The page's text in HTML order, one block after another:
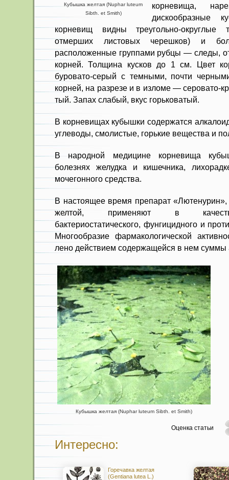
Кубышка желтая (Nuphar luteum
Sibth. et Smith)
корневища,
дискообразные
корневищ видны тре­угольно-
отмерших листовых черешков) и
расположенные группами рубцы — следы,
корней. Толщина кус­ков до 1 см. Цвет
буровато-серый с темными, почти
корней, на разрезе и в изломе — серовато-
тый. Запах слабый, вкус горьковатый.
В корневищах кубышки содержат­ся
уг­леводы, смолистые, горькие вещества и
В народной медицине корневища
болезнях желудка и кишечника,
мочегонного средства.
В настоящее время препарат
желтой, применяют в
бактериостатического, фунгицидного и
Многообразие фармакологи­ческой
лено действием содержащейся в нем суммы
Кубышка желтая (Nuphar luteum Sibth. et Smith)
Оценка статьи
Интересно:
Горечавка желтая
(Gentiana lutea L.)